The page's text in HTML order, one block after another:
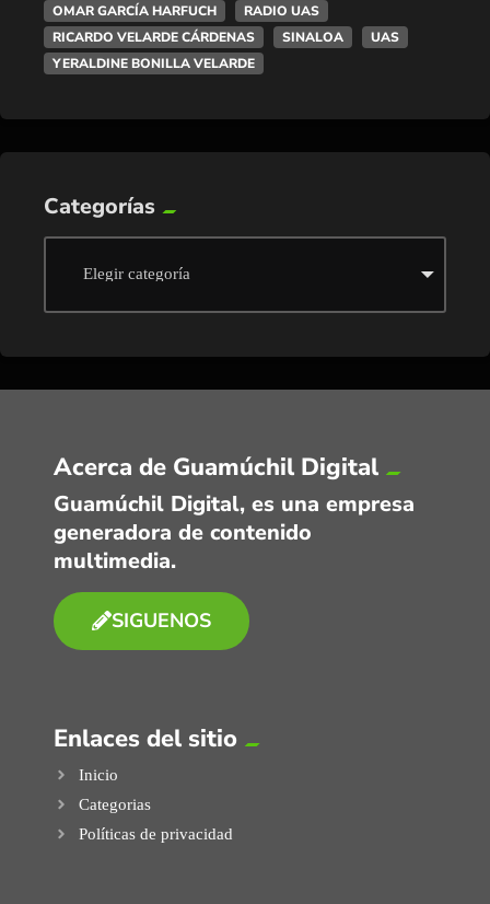
OMAR GARCÍA HARFUCH
RADIO UAS
RICARDO VELARDE CÁRDENAS
SINALOA
UAS
YERALDINE BONILLA VELARDE
Categorías
Acerca de Guamúchil Digital
Guamúchil Digital, es una empresa
generadora de contenido
multimedia.
SIGUENOS
Enlaces del sitio
Inicio
Categorias
Políticas de privacidad